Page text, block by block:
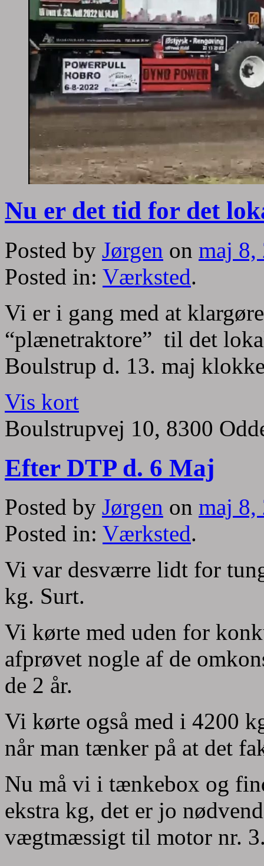
Nu er det tid for det
Posted by Jørgen on maj 8,
Posted in: Værksted.
Vi er i gang med at
“plænetraktore” til det
Boulstrup d. 13. maj
Vis kort
Boulstrupvej 10, 8300
Efter DTP d. 6 Maj
Posted by Jørgen on maj 8,
Posted in: Værksted.
Vi var desværre lidt for
kg. Surt.
Vi kørte med uden for
afprøvet nogle af de
de 2 år.
Vi kørte også med i 4200
når man tænker på at det
Nu må vi i tænkebox og
ekstra kg, det er jo
vægtmæssigt til motor nr.